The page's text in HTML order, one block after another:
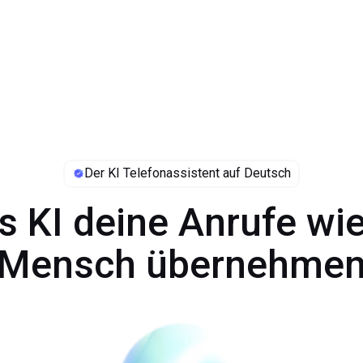
Der KI Telefonassistent auf Deutsch
KI deine Anrufe